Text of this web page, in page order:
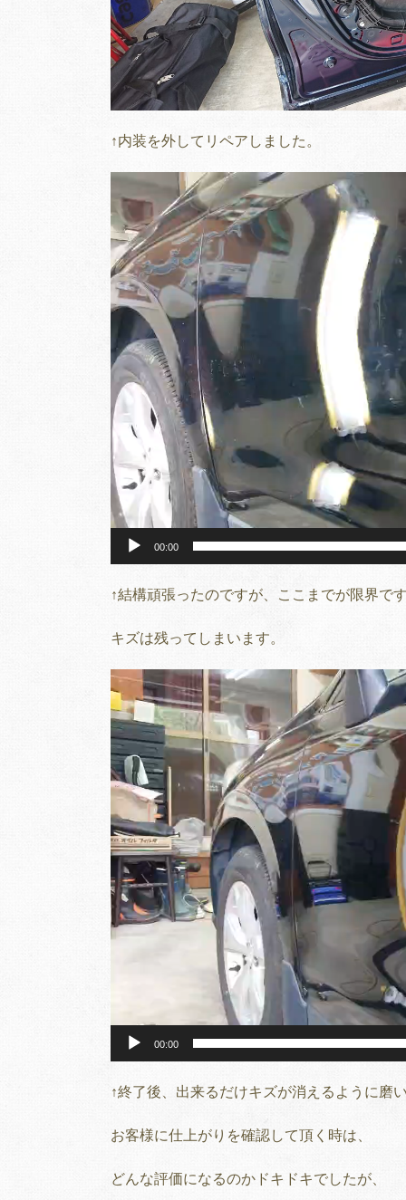
↑内装を外してリペアしました。
画
プ
レ
ー
ヤ
00:00
↑結構頑張ったのですが、ここまでが限界で
キズは残ってしまいます。
動
画
プ
レ
ー
ー
00:00
↑終了後、出来るだけキズが消えるように磨
お客様に仕上がりを確認して頂く時は、
どんな評価になるのかドキドキでしたが、